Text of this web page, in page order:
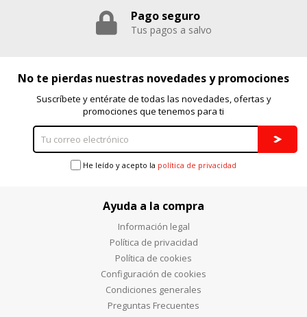
Pago seguro
Tus pagos a salvo
No te pierdas nuestras novedades y promociones
Suscríbete y entérate de todas las novedades, ofertas y
promociones que tenemos para ti
He leído y acepto la política de privacidad
Ayuda a la compra
Información legal
Política de privacidad
Política de cookies
Configuración de cookies
Condiciones generales
Preguntas Frecuentes
Puedes volver a configurar tus cookies desde la sección
"Configuración de cookies" al pie de la página. También puedes
política de cookies